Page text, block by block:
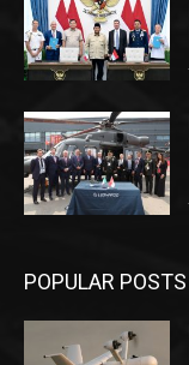
POPULAR POSTS